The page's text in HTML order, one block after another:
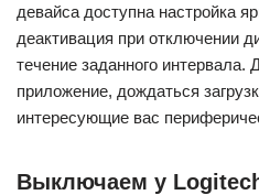
девайса доступна настройка
деактивация при отключении
течение заданного интервала.
приложение, дождаться
интересующие вас
Выключаем у